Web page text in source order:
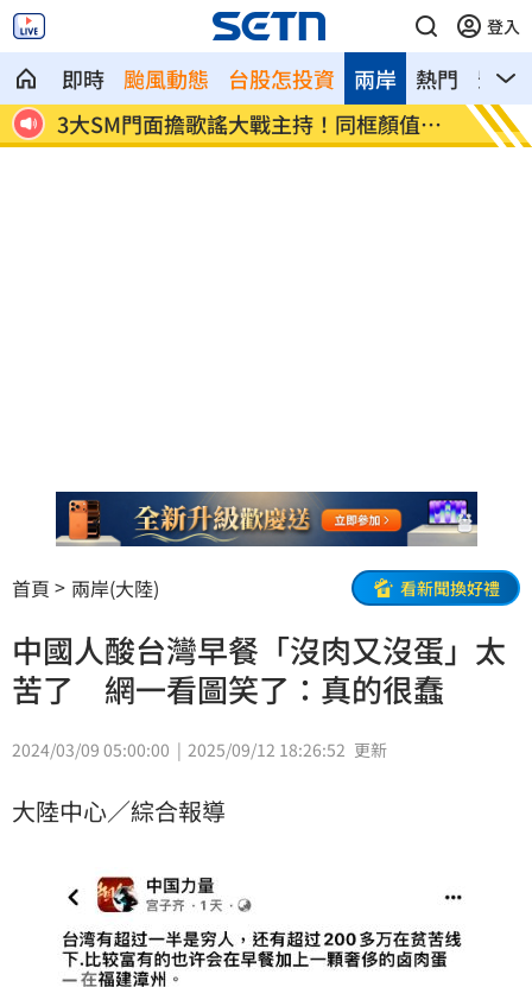
登入
即時 颱風動態 台股怎投資 熱門 影音
兩岸
照 3大SM門面擔歌謠大戰主持！同框顏值炸
裂
繞違
首頁 兩岸(大陸) 看新聞換好禮
中國人酸台灣早餐「沒肉又沒蛋」太
苦了 網一看圖笑了：真的很蠢
2024/03/09 05:00:00 2025/09/12 18:26:52 更新
大陸中心／綜合報導